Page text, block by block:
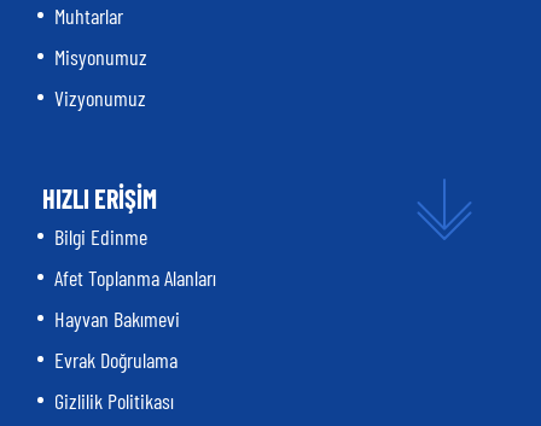
Muhtarlar
Misyonumuz
Vizyonumuz
HIZLI ERİŞİM
Bilgi Edinme
Afet Toplanma Alanları
Hayvan Bakımevi
Evrak Doğrulama
Gizlilik Politikası